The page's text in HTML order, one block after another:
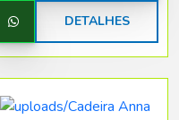
DETALHES